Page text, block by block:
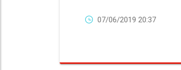
07/06/2019 20:37